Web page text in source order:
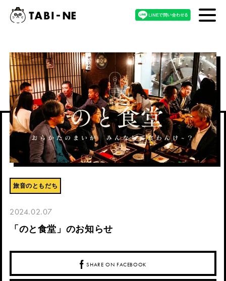
旅音のともだち
2024.02.07
「のと食堂」のお知らせ
SHARE ON FACEBOOK